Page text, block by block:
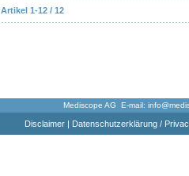
Artikel 1-12 / 12
Mediscope AG E-mail:
Disclaimer| Datenschutzerklärung /